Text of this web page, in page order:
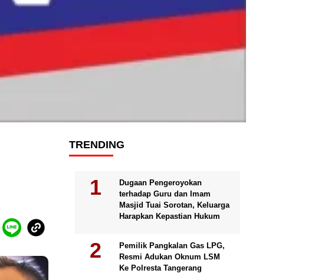
TRENDING
Dugaan Pengeroyokan
terhadap Guru dan Imam
Masjid Tuai Sorotan, Keluarga
Harapkan Kepastian Hukum
Pemilik Pangkalan Gas LPG,
Resmi Adukan Oknum LSM
Ke Polresta Tangerang